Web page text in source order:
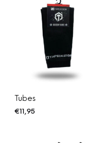
Tubes
€11,95